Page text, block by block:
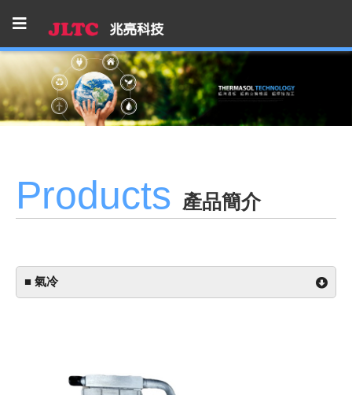
Products 產品簡介
■ 氣冷